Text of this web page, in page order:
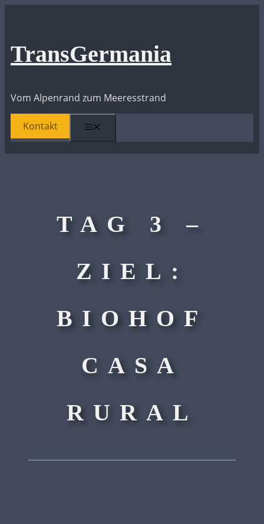
TransGermania
Vom Alpenrand zum Meeresstrand
Kontakt
TAG 3 –
ZIEL:
BIOHOF
CASA
RURAL